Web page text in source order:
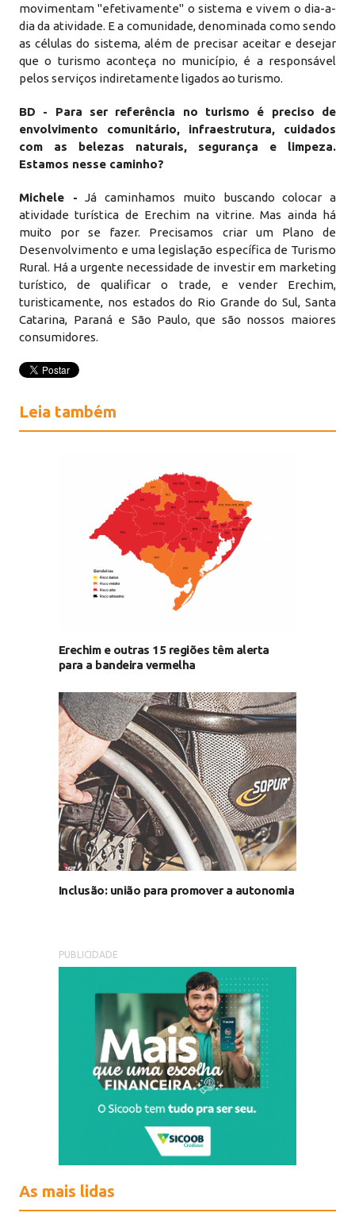
movimentam "efetivamente" o sistema e vivem o dia-a-
dia da atividade. E a comunidade, denominada como sendo
as células do sistema, além de precisar aceitar e desejar
que o turismo aconteça no município, é a responsável
pelos serviços indiretamente ligados ao turismo.
BD - Para ser referência no turismo é preciso de
envolvimento comunitário, infraestrutura, cuidados
com as belezas naturais, segurança e limpeza.
Estamos nesse caminho?
Michele - Já caminhamos muito buscando colocar a
atividade turística de Erechim na vitrine. Mas ainda há
muito por se fazer. Precisamos criar um Plano de
Desenvolvimento e uma legislação específica de Turismo
Rural. Há a urgente necessidade de investir em marketing
turístico, de qualificar o trade, e vender Erechim,
turisticamente, nos estados do Rio Grande do Sul, Santa
Catarina, Paraná e São Paulo, que são nossos maiores
consumidores.
Leia também
Erechim e outras 15 regiões têm alerta
para a bandeira vermelha
Inclusão: união para promover a autonomia
PUBLICIDADE
As mais lidas